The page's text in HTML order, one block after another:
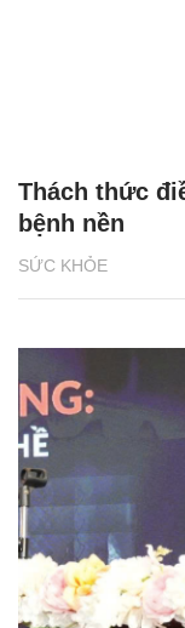
SỨC KHỎE
Thách thức
bệnh nền